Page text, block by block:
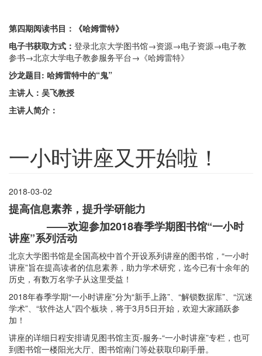
第四期阅读书目：
《哈姆雷特》
电子书获取方式： 登录北京大学图书馆→资源→电子资源→电子教
参书→北京大学电子教参服务平台→《哈姆雷特》
沙龙题目: 哈姆雷特中的“鬼”
主讲人：吴飞教授
主讲人简介：
一小时讲座又开始啦！
2018-03-02
提高信息素养，提升学研能力
——欢迎参加2018春季学期图书馆“一小时
讲座”系列活动
北京大学图书馆是全国高校中首个开设系列讲座的图书馆，“一小时
讲座”旨在提高读者的信息素养，助力学术研究，迄今已有十余年的
历史，有数万名学子从这里受益！
2018年春季学期“一小时讲座”分为“新手上路”、“解锁数据库”、“沉迷
学术”、“软件达人”四个板块，将于3月5日开始，欢迎大家踊跃参
加！
讲座的详细日程安排请见图书馆主页-服务-“一小时讲座”专栏，也可
到图书馆一楼阳光大厅、图书馆南门等处获取印刷手册。